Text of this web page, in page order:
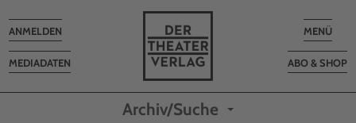
Toggle
MENÜ
ABO & SHOP
MEDIADATEN
Toggle
navigation
ANMELDEN
Archiv/Suche